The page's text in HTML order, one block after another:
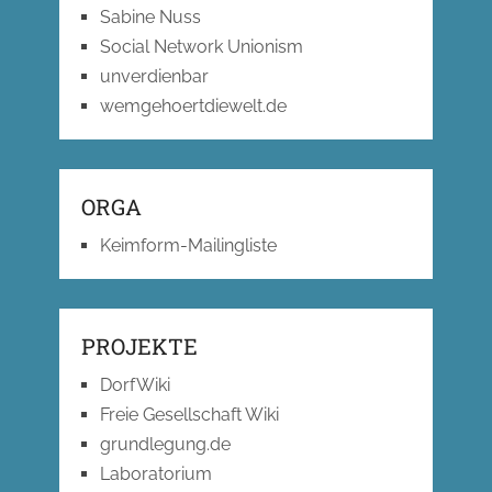
Sabine Nuss
Social Network Unionism
unverdienbar
wemgehoertdiewelt.de
ORGA
Keimform-Mailingliste
PROJEKTE
DorfWiki
Freie Gesellschaft Wiki
grundlegung.de
Laboratorium